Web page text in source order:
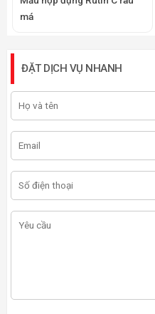
má
ĐẶT DỊCH VỤ NHANH